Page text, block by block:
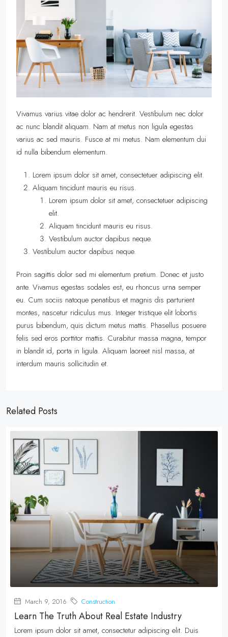
Vivamus varius vitae dolor ac hendrerit. Vestibulum nec dolor
ac nunc blandit aliquam. Nam at metus non ligula egestas
varius ac sed mauris. Fusce at mi metus. Nam elementum dui
id nulla bibendum elementum.
Lorem ipsum dolor sit amet, consectetuer adipiscing elit.
Aliquam tincidunt mauris eu risus.
Lorem ipsum dolor sit amet, consectetuer adipiscing
elit.
Aliquam tincidunt mauris eu risus.
Vestibulum auctor dapibus neque.
Vestibulum auctor dapibus neque.
Proin sagittis dolor sed mi elementum pretium. Donec et justo
ante. Vivamus egestas sodales est, eu rhoncus urna semper
eu. Cum sociis natoque penatibus et magnis dis parturient
montes, nascetur ridiculus mus. Integer tristique elit lobortis
purus bibendum, quis dictum metus mattis. Phasellus posuere
felis sed eros porttitor mattis. Curabitur massa magna, tempor
in blandit id, porta in ligula. Aliquam laoreet nisl massa, at
interdum mauris sollicitudin et.
Related Posts
March 9, 2016 Construction
Learn The Truth About Real Estate Industry
Lorem ipsum dolor sit amet, consectetur adipiscing elit. Duis